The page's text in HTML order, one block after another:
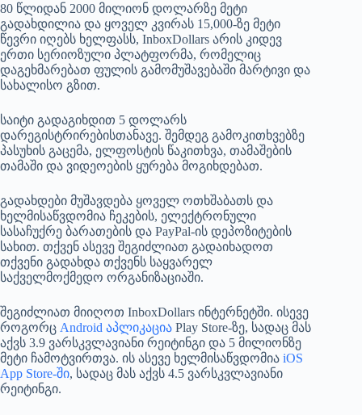
80 წლიდან 2000 მილიონ დოლარზე მეტი
გადახდილია და ყოველ კვირას 15,000-ზე მეტი
წევრი იღებს ხელფასს, InboxDollars არის კიდევ
ერთი სერიოზული პლატფორმა, რომელიც
დაგეხმარებათ ფულის გამომუშავებაში მარტივი და
სახალისო გზით.
საიტი გადაგიხდით 5 დოლარს
დარეგისტრირებისთანავე. შემდეგ გამოკითხვებზე
პასუხის გაცემა, ელფოსტის წაკითხვა, თამაშების
თამაში და ვიდეოების ყურება მოგიხდებათ.
გადახდები მუშავდება ყოველ ოთხშაბათს და
ხელმისაწვდომია ჩეკების, ელექტრონული
სასაჩუქრე ბარათების და PayPal-ის დეპოზიტების
სახით. თქვენ ასევე შეგიძლიათ გადაიხადოთ
თქვენი გადახდა თქვენს საყვარელ
საქველმოქმედო ორგანიზაციაში.
შეგიძლიათ მიიღოთ InboxDollars ინტერნეტში. ისევე
როგორც Android აპლიკაცია Play Store-ზე, სადაც მას
აქვს 3.9 ვარსკვლავიანი რეიტინგი და 5 მილიონზე
მეტი ჩამოტვირთვა. ის ასევე ხელმისაწვდომია iOS
App Store-ში, სადაც მას აქვს 4.5 ვარსკვლავიანი
რეიტინგი.